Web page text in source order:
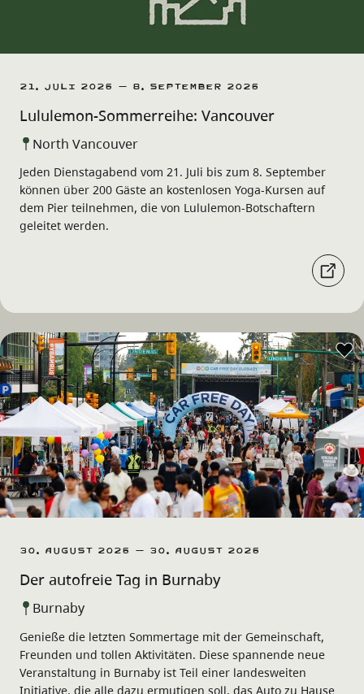
21. Juli 2026 – 8. September 2026
Lululemon-Sommerreihe: Vancouver
North Vancouver
Jeden Dienstagabend vom 21. Juli bis zum 8. September
können über 200 Gäste an kostenlosen Yoga-Kursen auf
dem Pier teilnehmen, die von Lululemon-Botschaftern
geleitet werden.
30. August 2026 – 30. August 2026
Der autofreie Tag in Burnaby
Burnaby
Genieße die letzten Sommertage mit der Gemeinschaft,
Freunden und tollen Aktivitäten. Diese spannende neue
Veranstaltung in Burnaby ist Teil einer landesweiten
Initiative, die alle dazu ermutigen soll, das Auto zu Hause